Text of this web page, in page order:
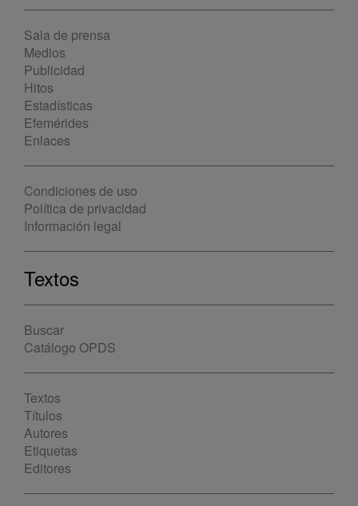
Sala de prensa
Medios
Publicidad
Hitos
Estadísticas
Efemérides
Enlaces
Condiciones de uso
Política de privacidad
Información legal
Textos
Buscar
Catálogo OPDS
Textos
Títulos
Autores
Etiquetas
Editores